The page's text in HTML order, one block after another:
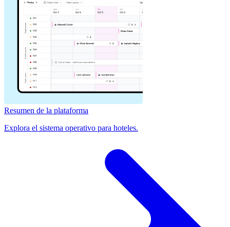
Resumen de la plataforma
Explora el sistema operativo para hoteles.